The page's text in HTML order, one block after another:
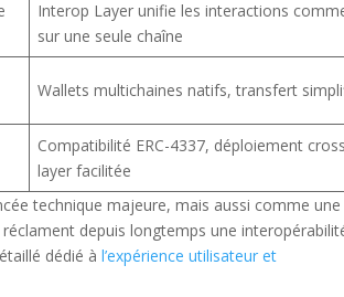
Interop Layer unifie les interactions
sur une seule chaîne
Wallets multichaines natifs, transfert
Compatibilité ERC-4337, déploiement
layer facilitée
technique majeure, mais aussi comme une
depuis longtemps une
dédié àl’expérience utilisateur et